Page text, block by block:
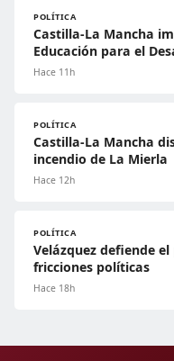
POLÍTICA
Castilla-La Mancha
Educación para el
Hace 11h
POLÍTICA
Castilla-La Mancha
incendio de La Mierla
Hace 12h
POLÍTICA
Velázquez defiende
fricciones políticas
Hace 18h